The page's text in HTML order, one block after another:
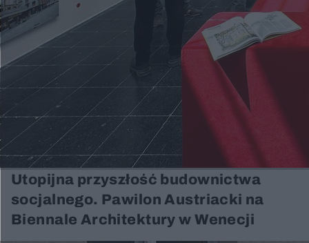
Utopijna przyszłość budownictwa
socjalnego. Pawilon Austriacki na
Biennale Architektury w Wenecji